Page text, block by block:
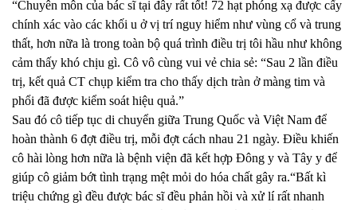
“Chuyên môn của bác sĩ tại đây rất tốt! 72 hạt phóng xạ được cấy
chính xác vào các khối u ở vị trí nguy hiểm như vùng cổ và trung
thất, hơn nữa là trong toàn bộ quá trình điều trị tôi hầu như không
cảm thấy khó chịu gì. Cô vô cùng vui vẻ chia sẻ: “Sau 2 lần điều
trị, kết quả CT chụp kiểm tra cho thấy dịch tràn ở màng tim và
phổi đã được kiểm soát hiệu quả.”
Sau đó cô tiếp tục di chuyển giữa Trung Quốc và Việt Nam để
hoàn thành 6 đợt điều trị, mỗi đợt cách nhau 21 ngày. Điều khiến
cô hài lòng hơn nữa là bệnh viện đã kết hợp Đông y và Tây y để
giúp cô giảm bớt tình trạng mệt mỏi do hóa chất gây ra.“Bất kì
triệu chứng gì đều được bác sĩ đều phản hồi và xử lí rất nhanh